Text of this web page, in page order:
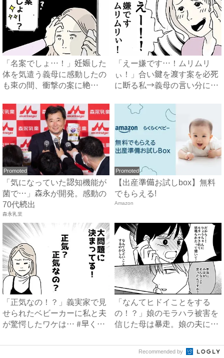
「名案でしょ…！」妊娠した
体を気遣う義母に感動したの
も束の間、衝撃の案に絶
「えー嫌です…！ムリムリ
ぃ！」合い鍵を渡す案を必死
に断る私→義母の言い分にあ
Promoted
「気になっていた認知機能が
菌で…」森永が開発。感動の
70代続出
森永乳業
Promoted
【出産準備お試しbox】無料
でもらえる!
Amazon
「正気なの！？」義実家で見
せられたベビーカーに私と夫
が驚愕したワケは… #早く
「なんてヒドイことをする
の！？」娘のモラハラ被害を
信じた母は暴走。娘の夫に電
Recommended by